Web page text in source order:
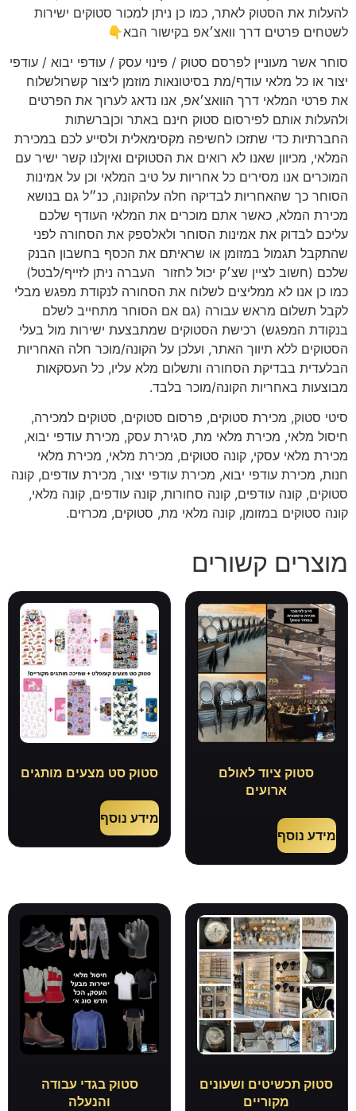
להעלות את הסטוק לאתר, כמו כן ניתן למכור סטוקים ישירות
לשטחים פרטים דרך וואצ׳אפ בקישור הבא👇
סוחר אשר מעוניין לפרסם סטוק / פינוי עסק / עודפי יבוא / עודפי
יצור או כל מלאי עודף/מת בסיטונאות מוזמן ליצור קשרולשלוח
את פרטי המלאי דרך הוואצ׳אפ, אנו נדאג לערוך את הפרטים
ולהעלות אותם לפירסום סטוק חינם באתר וכןברשתות
החברתיות כדי שתזכו לחשיפה מקסימאלית ולסייע לכם במכירת
המלאי, מכיוון שאנו לא רואים את הסטוקים ואיןלנו קשר ישיר עם
המוכרים אנו מסירים כל אחריות על טיב המלאי וכן על אמינות
הסוחר כך שהאחריות לבדיקה חלה עלהקונה, כנ״ל גם בנושא
מכירת המלא, כאשר אתם מוכרים את המלאי העודף שלכם
עליכם לבדוק את אמינות הסוחר ולאלספק את הסחורה לפני
שהתקבל תגמול במזומן או שראיתם את הכסף בחשבון הבנק
שלכם (חשוב לציין שצ׳ק יכול לחזור העברה ניתן לזייף/לבטל)
כמו כן אנו לא ממליצים לשלוח את הסחורה לנקודת מפגש מבלי
לקבל תשלום מראש עבורה (גם אם הסוחר מתחייב לשלם
בנקודת המפגש) רכישת הסטוקים שמתבצעת ישירות מול בעלי
הסטוקים ללא תיווך האתר, ועלכן על הקונה/מוכר חלה האחריות
הבלעדית בבדיקת הסחורה ותשלום מלא עליו, כל העסקאות
מבוצעות באחריות הקונה/מוכר בלבד.
סיטי סטוק, מכירת סטוקים, פרסום סטוקים, סטוקים למכירה,
חיסול מלאי, מכירת מלאי מת, סגירת עסק, מכירת עודפי יבוא,
מכירת מלאי עסקי, קונה סטוקים, מכירת מלאי, מכירת מלאי
חנות, מכירת עודפי יבוא, מכירת עודפי יצור, מכירת עודפים, קונה
סטוקים, קונה עודפים, קונה סחורות, קונה עודפים, קונה מלאי,
קונה סטוקים במזומן, קונה מלאי מת, סטוקים, מכרזים.
מוצרים קשורים
סטוק ציוד לאולם
ארועים
מידע נוסף
סטוק סט מצעים מותגים
מידע נוסף
סטוק תכשיטים ושעונים
מקוריים
סטוק בגדי עבודה
והנעלה